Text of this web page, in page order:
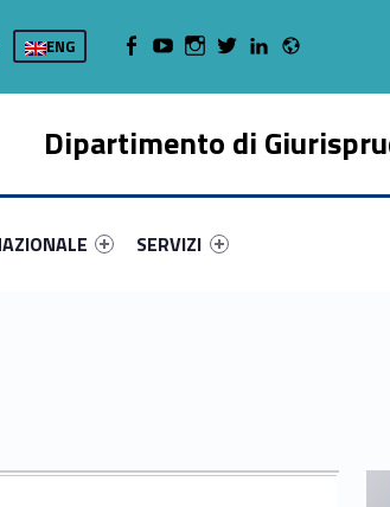
Dipartimento di
59381-45
#link-menu-primary-12888-50
Link identifier #link-menu-
SERVIZI
ENG WebMan on Facebook
WebMan on YoutubeWebMan on Instagram
WebMan on TwitterWebMan on LinkedIn